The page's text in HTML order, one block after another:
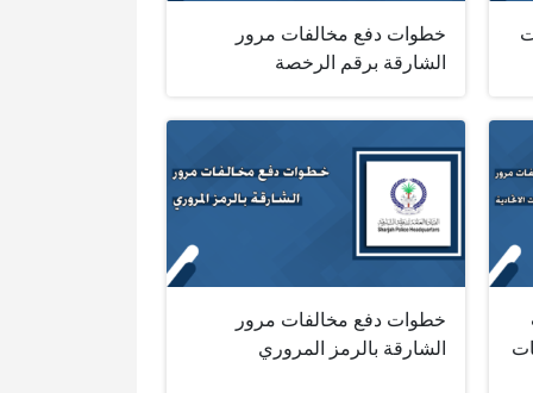
خطوات دفع مخالفات مرور
الشارقة برقم الرخصة
خطوات دفع مخالفات مرور
الشارقة بالرمز المروري